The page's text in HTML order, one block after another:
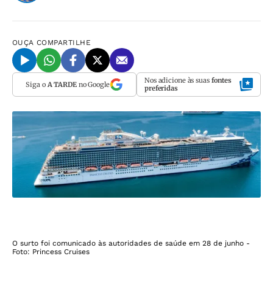
OUÇA COMPARTILHE
Siga o A TARDEno Google Nos adicione às suas fontes
preferidas
O surto foi comunicado às autoridades de saúde em 28 de junho -
Foto: Princess Cruises